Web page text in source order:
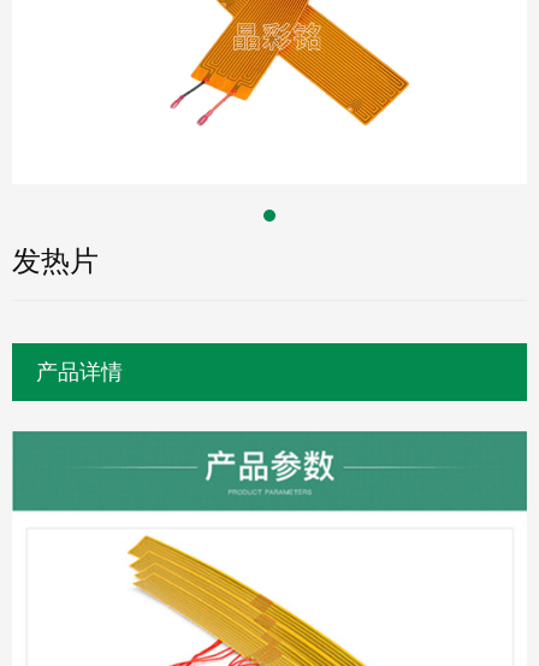
发热片
产品详情